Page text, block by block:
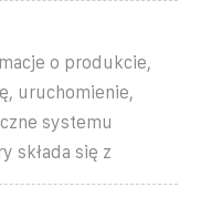
o produkcie,
uruchomienie,
systemu
składa się z